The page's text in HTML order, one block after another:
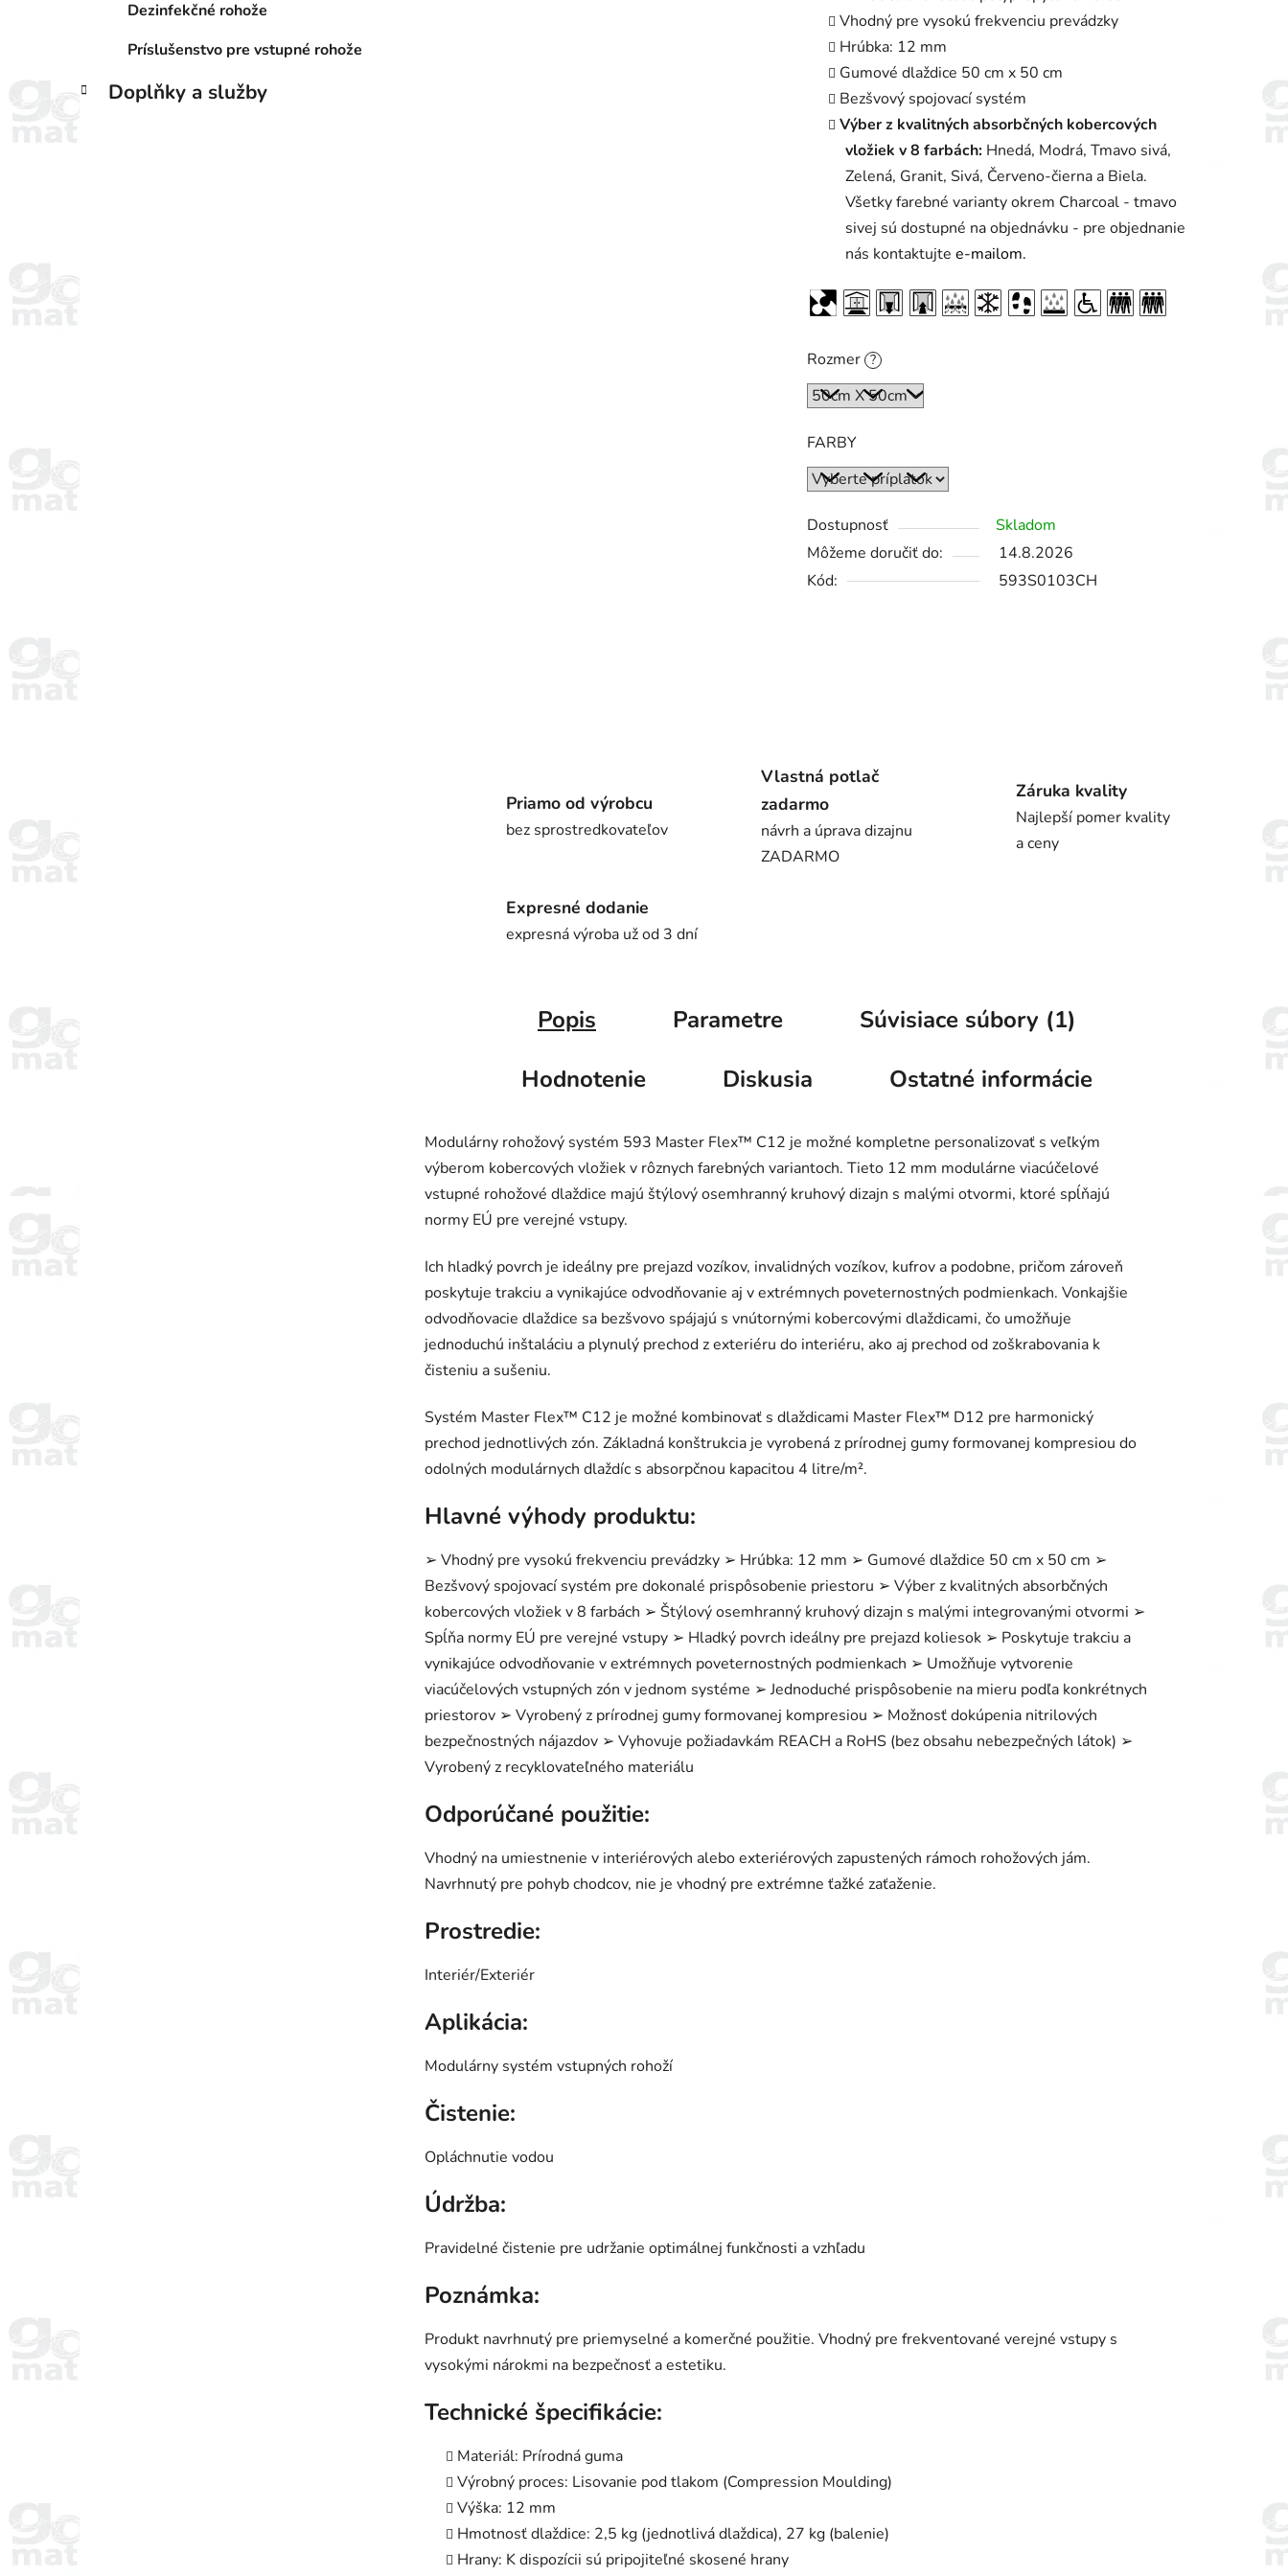
Dezinfekčné rohože
Príslušenstvo pre vstupné rohože
Doplňky a služby
Vhodný pre vysokú frekvenciu prevádzky
Hrúbka: 12 mm
Gumové dlaždice 50 cm x 50 cm
Bezšvový spojovací systém
Výber z kvalitných absorbčných kobercových
vložiek v 8 farbách: Hnedá, Modrá, Tmavo sivá,
Zelená, Granit, Sivá, Červeno-čierna a Biela.
Všetky farebné varianty okrem Charcoal - tmavo
sivej sú dostupné na objednávku - pre objednanie
nás kontaktujte e-mailom.
Rozmer ?
FARBY
Dostupnosť
Skladom
Môžeme doručiť do:
14.8.2026
Kód:
593S0103CH
Priamo od výrobcu
bez sprostredkovateľov
Vlastná potlač
zadarmo
návrh a úprava dizajnu
ZADARMO
Záruka kvality
Najlepší pomer kvality
a ceny
Expresné dodanie
expresná výroba už od 3 dní
Popis Parametre
Súvisiace súbory (1)
Hodnotenie
Diskusia Ostatné informácie
Modulárny rohožový systém 593 Master Flex™ C12 je možné kompletne personalizovať s veľkým
výberom kobercových vložiek v rôznych farebných variantoch. Tieto 12 mm modulárne viacúčelové
vstupné rohožové dlaždice majú štýlový osemhranný kruhový dizajn s malými otvormi, ktoré spĺňajú
normy EÚ pre verejné vstupy.
Ich hladký povrch je ideálny pre prejazd vozíkov, invalidných vozíkov, kufrov a podobne, pričom zároveň
poskytuje trakciu a vynikajúce odvodňovanie aj v extrémnych poveternostných podmienkach. Vonkajšie
odvodňovacie dlaždice sa bezšvovo spájajú s vnútornými kobercovými dlaždicami, čo umožňuje
jednoduchú inštaláciu a plynulý prechod z exteriéru do interiéru, ako aj prechod od zoškrabovania k
čisteniu a sušeniu.
Systém Master Flex™ C12 je možné kombinovať s dlaždicami Master Flex™ D12 pre harmonický
prechod jednotlivých zón. Základná konštrukcia je vyrobená z prírodnej gumy formovanej kompresiou do
odolných modulárnych dlaždíc s absorpčnou kapacitou 4 litre/m².
Hlavné výhody produktu:
➢ Vhodný pre vysokú frekvenciu prevádzky ➢ Hrúbka: 12 mm ➢ Gumové dlaždice 50 cm x 50 cm ➢
Bezšvový spojovací systém pre dokonalé prispôsobenie priestoru ➢ Výber z kvalitných absorbčných
kobercových vložiek v 8 farbách ➢ Štýlový osemhranný kruhový dizajn s malými integrovanými otvormi ➢
Spĺňa normy EÚ pre verejné vstupy ➢ Hladký povrch ideálny pre prejazd koliesok ➢ Poskytuje trakciu a
vynikajúce odvodňovanie v extrémnych poveternostných podmienkach ➢ Umožňuje vytvorenie
viacúčelových vstupných zón v jednom systéme ➢ Jednoduché prispôsobenie na mieru podľa konkrétnych
priestorov ➢ Vyrobený z prírodnej gumy formovanej kompresiou ➢ Možnosť dokúpenia nitrilových
bezpečnostných nájazdov ➢ Vyhovuje požiadavkám REACH a RoHS (bez obsahu nebezpečných látok) ➢
Vyrobený z recyklovateľného materiálu
Odporúčané použitie:
Vhodný na umiestnenie v interiérových alebo exteriérových zapustených rámoch rohožových jám.
Navrhnutý pre pohyb chodcov, nie je vhodný pre extrémne ťažké zaťaženie.
Prostredie:
Interiér/Exteriér
Aplikácia:
Modulárny systém vstupných rohoží
Čistenie:
Opláchnutie vodou
Údržba:
Pravidelné čistenie pre udržanie optimálnej funkčnosti a vzhľadu
Poznámka:
Produkt navrhnutý pre priemyselné a komerčné použitie. Vhodný pre frekventované verejné vstupy s
vysokými nárokmi na bezpečnosť a estetiku.
Technické špecifikácie:
Materiál: Prírodná guma
Výrobný proces: Lisovanie pod tlakom (Compression Moulding)
Výška: 12 mm
Hmotnosť dlaždice: 2,5 kg (jednotlivá dlaždica), 27 kg (balenie)
Hrany: K dispozícii sú pripojiteľné skosené hrany